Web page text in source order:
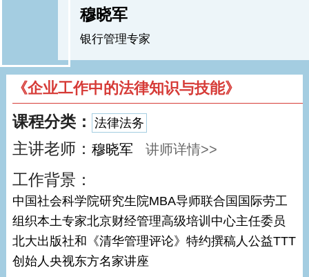
穆晓军
银行管理专家
《企业工作中的法律知识与技能》
课程分类： 法律法务
主讲老师： 穆晓军 讲师详情>>
工作背景：
中国社会科学院研究生院MBA导师联合国国际劳工
组织本土专家北京财经管理高级培训中心主任委员
北大出版社和《清华管理评论》特约撰稿人公益TTT
创始人央视东方名家讲座